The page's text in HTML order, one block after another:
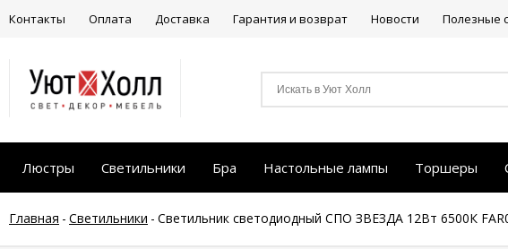
Контакты Оплата Доставка Гарантия и возврат Новости Полезные
Люстры Светильники Бра Настольные лампы Торшеры
Главная - Светильники - Светильник светодиодный СПО ЗВЕЗДА 12Вт 6500К